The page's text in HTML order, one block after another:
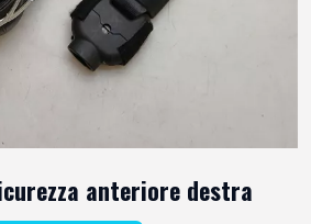
anteriore destra